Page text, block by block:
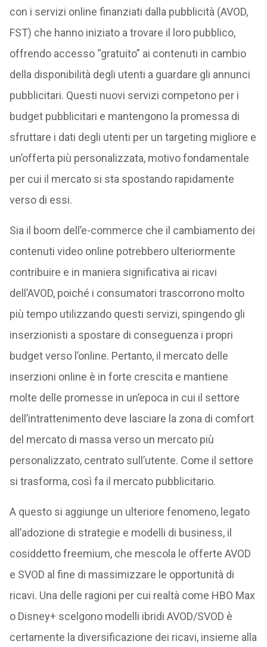
con i servizi online finanziati dalla pubblicità (AVOD,
FST) che hanno iniziato a trovare il loro pubblico,
offrendo accesso “gratuito” ai contenuti in cambio
della disponibilità degli utenti a guardare gli annunci
pubblicitari. Questi nuovi servizi competono per i
budget pubblicitari e mantengono la promessa di
sfruttare i dati degli utenti per un targeting migliore e
un’offerta più personalizzata, motivo fondamentale
per cui il mercato si sta spostando rapidamente
verso di essi.
Sia il boom dell’e-commerce che il cambiamento dei
contenuti video online potrebbero ulteriormente
contribuire e in maniera significativa ai ricavi
dell’AVOD, poiché i consumatori trascorrono molto
più tempo utilizzando questi servizi, spingendo gli
inserzionisti a spostare di conseguenza i propri
budget verso l’online. Pertanto, il mercato delle
inserzioni online è in forte crescita e mantiene
molte delle promesse in un’epoca in cui il settore
dell’intrattenimento deve lasciare la zona di comfort
del mercato di massa verso un mercato più
personalizzato, centrato sull’utente. Come il settore
si trasforma, così fa il mercato pubblicitario.
A questo si aggiunge un ulteriore fenomeno, legato
all’adozione di strategie e modelli di business, il
cosiddetto freemium, che mescola le offerte AVOD
e SVOD al fine di massimizzare le opportunità di
ricavi. Una delle ragioni per cui realtà come HBO Max
o Disney+ scelgono modelli ibridi AVOD/SVOD è
certamente la diversificazione dei ricavi, insieme alla